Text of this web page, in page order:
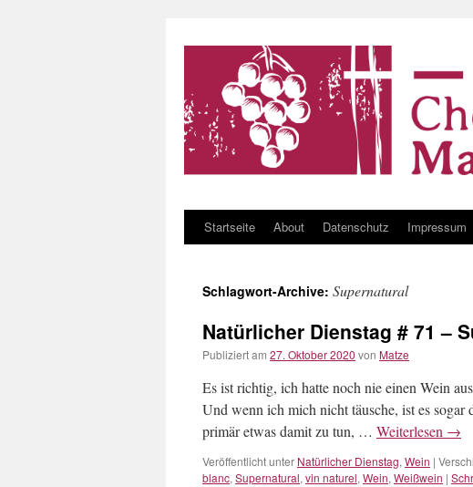
Zum Inhalt springen
Startseite About Datenschutz Impressum
Schlagwort-Archive: Supernatural
Natürlicher Dienstag # 71 –
Publiziert am 27. Oktober 2020 von Matze
Es ist richtig, ich hatte noch nie einen Wein
Und wenn ich mich nicht täusche, ist es sogar
primär etwas damit zu tun, … Weiterlesen →
Veröffentlicht unter Natürlicher Dienstag, Wein |
blanc, Supernatural, vin naturel, Wein, Weißwein |